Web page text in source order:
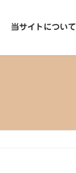
当サイトについて